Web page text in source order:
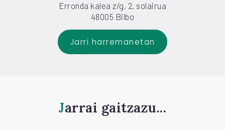
Erronda kalea z/g, 2. solairua
48005 Bilbo
Jarri harremanetan
Jarrai gaitzazu...